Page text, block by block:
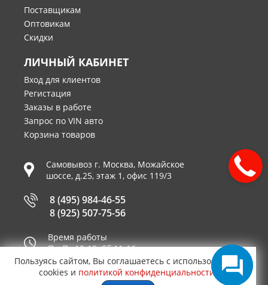
Поставщикам
Оптовикам
Скидки
ЛИЧНЫЙ КАБИНЕТ
Вход для клиентов
Регистация
Заказы в работе
Запрос по VIN авто
Корзина товаров
Самовывоз г. Москва, Можайское
шоссе, д.25, этаж 1, офис 119/3
8 (495) 984-46-55
8 (925) 507-75-56
Время работы
Пн-Пт 10-19, Сб 11-16
Принимаем к оплате
Пользуясь сайтом, Вы соглашаетесь с использованием
cookies и политикой конфиденциальности